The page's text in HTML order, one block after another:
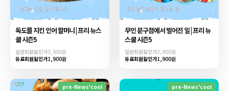
독도를 지킨 인어 할머니 | 프리 뉴스
쿨 시즌5
일반회원할인가3,900원
유료회원할인가1,900원
무인 문구점에서 벌어진 일 | 프리 뉴
스쿨 시즌5
일반회원할인가3,900원
유료회원할인가1,900원
pre-News'cool pre-News'cool